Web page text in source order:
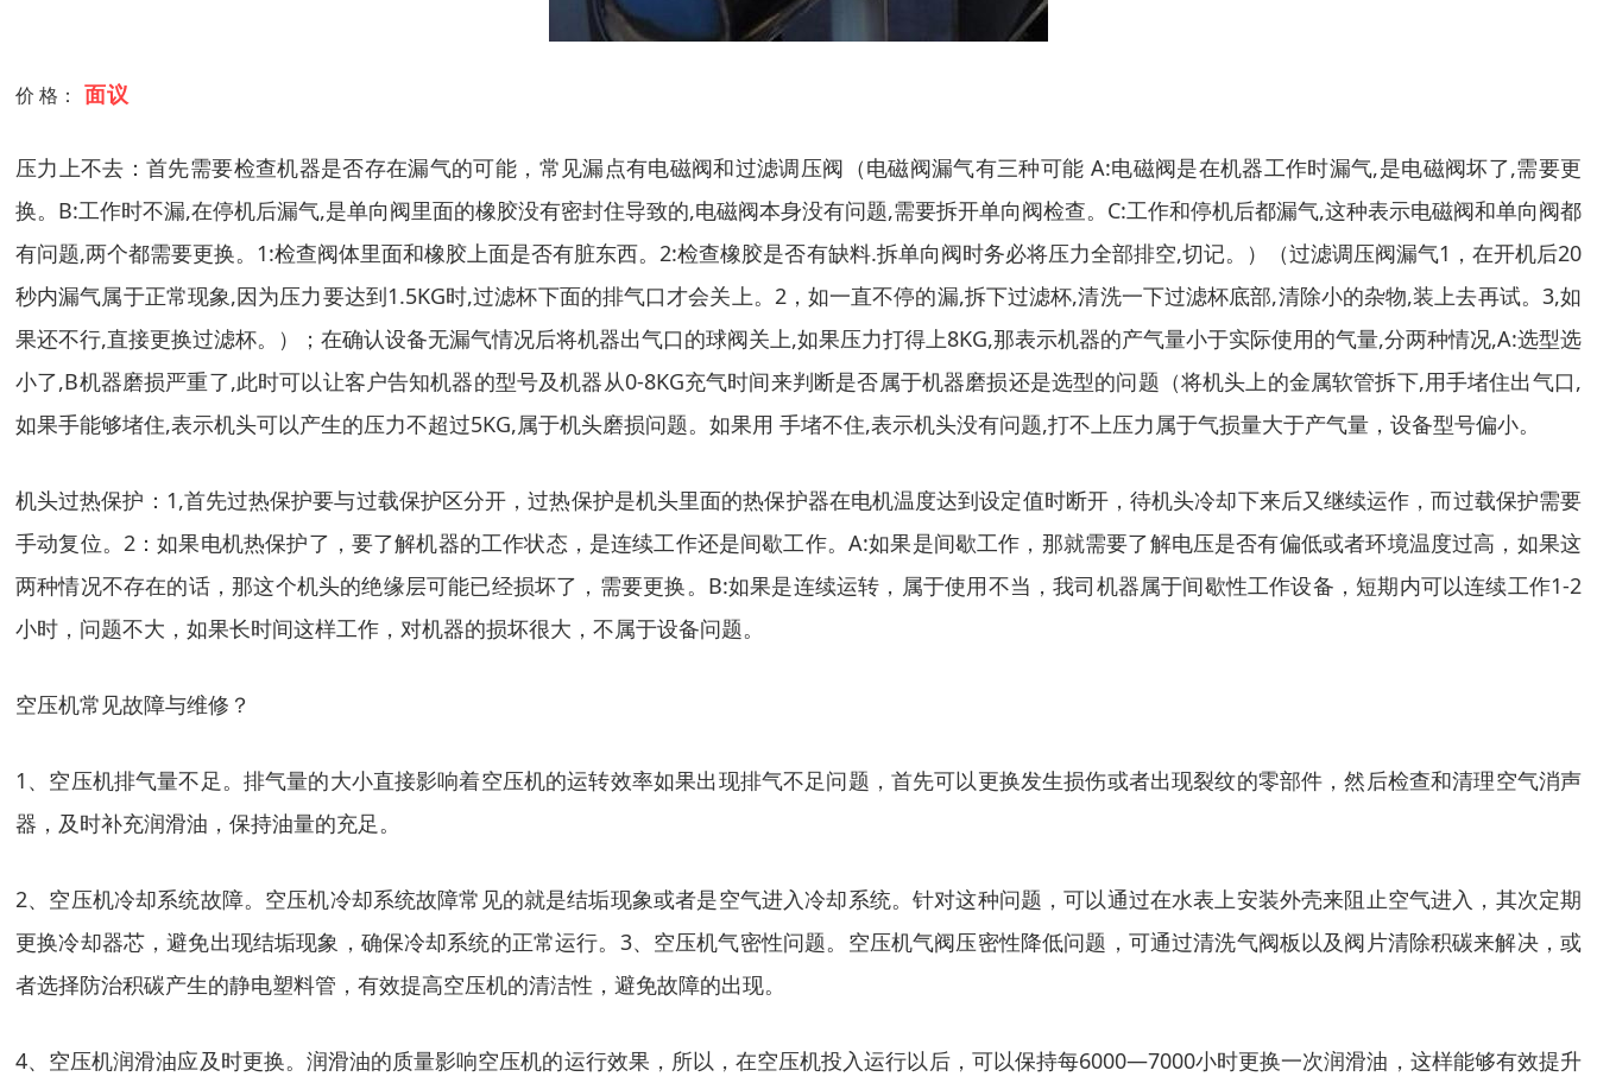
价 格： 面议
压力上不去：首先需要检查机器是否存在漏气的可能，常见漏点有电磁阀和过滤调压阀（电磁阀漏气有三种可能 A:电磁阀是在机器工作时漏气,是电磁阀坏了,需要更
换。B:工作时不漏,在停机后漏气,是单向阀里面的橡胶没有密封住导致的,电磁阀本身没有问题,需要拆开单向阀检查。C:工作和停机后都漏气,这种表示电磁阀和单向阀都
有问题,两个都需要更换。1:检查阀体里面和橡胶上面是否有脏东西。2:检查橡胶是否有缺料.拆单向阀时务必将压力全部排空,切记。）（过滤调压阀漏气1，在开机后20
秒内漏气属于正常现象,因为压力要达到1.5KG时,过滤杯下面的排气口才会关上。2，如一直不停的漏,拆下过滤杯,清洗一下过滤杯底部,清除小的杂物,装上去再试。3,如
果还不行,直接更换过滤杯。）；在确认设备无漏气情况后将机器出气口的球阀关上,如果压力打得上8KG,那表示机器的产气量小于实际使用的气量,分两种情况,A:选型选
小了,B机器磨损严重了,此时可以让客户告知机器的型号及机器从0-8KG充气时间来判断是否属于机器磨损还是选型的问题（将机头上的金属软管拆下,用手堵住出气口,
如果手能够堵住,表示机头可以产生的压力不超过5KG,属于机头磨损问题。如果用 手堵不住,表示机头没有问题,打不上压力属于气损量大于产气量，设备型号偏小。
机头过热保护：1,首先过热保护要与过载保护区分开，过热保护是机头里面的热保护器在电机温度达到设定值时断开，待机头冷却下来后又继续运作，而过载保护需要
手动复位。2：如果电机热保护了，要了解机器的工作状态，是连续工作还是间歇工作。A:如果是间歇工作，那就需要了解电压是否有偏低或者环境温度过高，如果这
两种情况不存在的话，那这个机头的绝缘层可能已经损坏了，需要更换。B:如果是连续运转，属于使用不当，我司机器属于间歇性工作设备，短期内可以连续工作1-2
小时，问题不大，如果长时间这样工作，对机器的损坏很大，不属于设备问题。
空压机常见故障与维修？
1、空压机排气量不足。排气量的大小直接影响着空压机的运转效率如果出现排气不足问题，首先可以更换发生损伤或者出现裂纹的零部件，然后检查和清理空气消声
器，及时补充润滑油，保持油量的充足。
2、空压机冷却系统故障。空压机冷却系统故障常见的就是结垢现象或者是空气进入冷却系统。针对这种问题，可以通过在水表上安装外壳来阻止空气进入，其次定期
更换冷却器芯，避免出现结垢现象，确保冷却系统的正常运行。3、空压机气密性问题。空压机气阀压密性降低问题，可通过清洗气阀板以及阀片清除积碳来解决，或
者选择防治积碳产生的静电塑料管，有效提高空压机的清洁性，避免故障的出现。
4、空压机润滑油应及时更换。润滑油的质量影响空压机的运行效果，所以，在空压机投入运行以后，可以保持每6000—7000小时更换一次润滑油，这样能够有效提升